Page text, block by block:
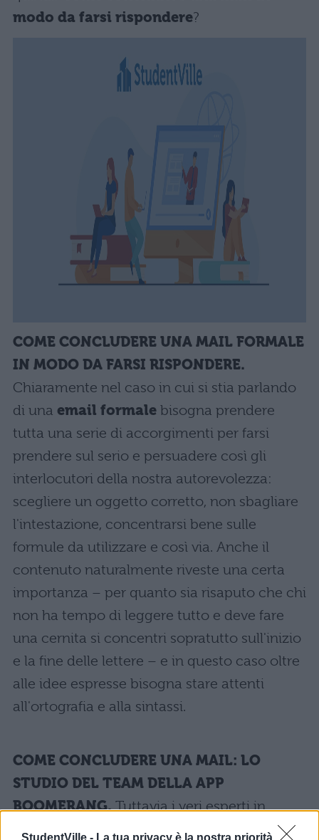
StudentVille - La tua privacy è la nostra priorità
modo da farsi rispondere?
COME CONCLUDERE UNA MAIL FORMALE
IN MODO DA FARSI RISPONDERE.
Chiaramente nel caso in cui si stia parlando
di una email formale bisogna prendere
tutta una serie di accorgimenti per farsi
prendere sul serio e persuadere così gli
interlocutori della nostra autorevolezza:
scegliere un oggetto corretto, non sbagliare
l'intestazione, concentrarsi bene sulle
formule da utilizzare e così via. Anche il
contenuto naturalmente riveste una certa
importanza – per quanto sia risaputo che chi
non ha tempo di leggere tutto e deve fare
una cernita si concentri sopratutto sull'inizio
e la fine delle lettere – e in questo caso oltre
alle idee espresse bisogna stare attenti
all'ortografia e alla sintassi.
COME CONCLUDERE UNA MAIL: LO
STUDIO DEL TEAM DELLA APP
BOOMERANG.Tuttavia i veri esperti in
questo campo affermano che esiste un